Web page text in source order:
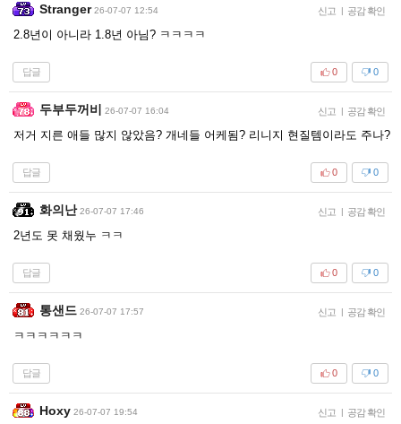
Stranger 26-07-07 12:54 신고 | 공감 확인
2.8년이 아니라 1.8년 아님? ㅋㅋㅋㅋ
답글 0
0
두부두꺼비 26-07-07 16:04 신고 | 공감 확인
저거 지른 애들 많지 않았음? 개네들 어케됨? 리니지 현질템이라도 주나?
답글 0
0
화의난 26-07-07 17:46 신고 | 공감 확인
2년도 못 채웠누 ㅋㅋ
답글 0
0
통샌드 26-07-07 17:57 신고 | 공감 확인
ㅋㅋㅋㅋㅋㅋ
답글 0
0
Hoxy 26-07-07 19:54 신고 | 공감 확인